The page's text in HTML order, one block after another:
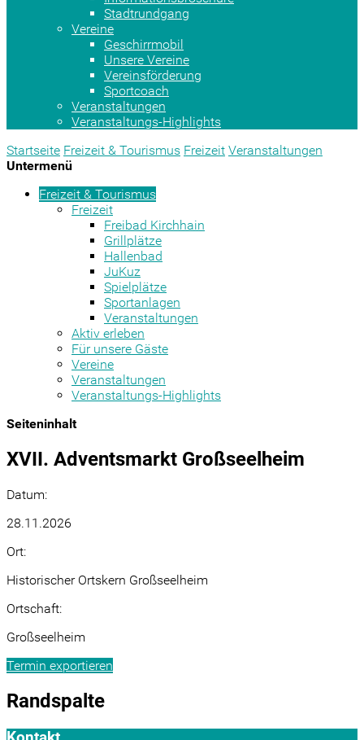
Stadtrundgang
Vereine
Geschirrmobil
Unsere Vereine
Vereinsförderung
Sportcoach
Veranstaltungen
Veranstaltungs-Highlights
Startseite Freizeit & Tourismus Freizeit Veranstaltungen
Untermenü
Freizeit & Tourismus
Freizeit
Freibad Kirchhain
Grillplätze
Hallenbad
JuKuz
Spielplätze
Sportanlagen
Veranstaltungen
Aktiv erleben
Für unsere Gäste
Vereine
Veranstaltungen
Veranstaltungs-Highlights
Seiteninhalt
XVII. Adventsmarkt Großseelheim
Datum:
28.11.2026
Ort:
Historischer Ortskern Großseelheim
Ortschaft:
Großseelheim
Termin exportieren
Randspalte